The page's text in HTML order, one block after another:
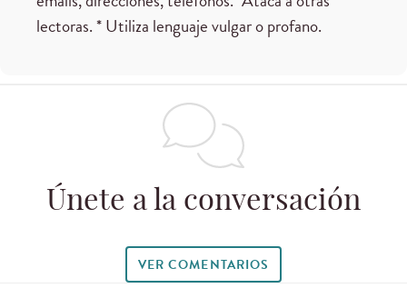
lectoras. * Utiliza lenguaje vulgar o profano.
Únete a la conversación
VER COMENTARIOS